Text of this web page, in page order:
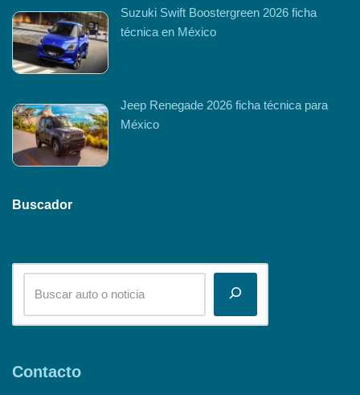
Suzuki Swift Boostergreen 2026 ficha
técnica en México
Jeep Renegade 2026 ficha técnica para
México
Buscador
Contacto